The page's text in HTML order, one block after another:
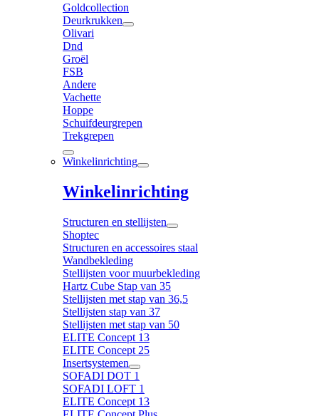
Goldcollection
Deurkrukken
Olivari
Dnd
Groël
FSB
Andere
Vachette
Hoppe
Schuifdeurgrepen
Trekgrepen
Winkelinrichting
Winkelinrichting
Structuren en stellijsten
Shoptec
Structuren en accessoires staal
Wandbekleding
Stellijsten voor muurbekleding
Hartz Cube Stap van 35
Stellijsten met stap van 36,5
Stellijsten stap van 37
Stellijsten met stap van 50
ELITE Concept 13
ELITE Concept 25
Insertsystemen
SOFADI DOT 1
SOFADI LOFT 1
ELITE Concept 13